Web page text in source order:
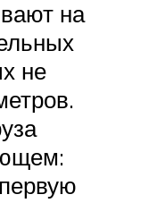
на
не